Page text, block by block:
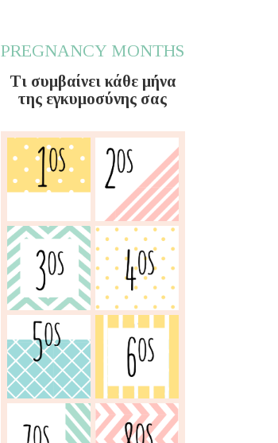
PREGNANCY MONTHS
Τι συμβαίνει κάθε μήνα
της εγκυμοσύνης σας